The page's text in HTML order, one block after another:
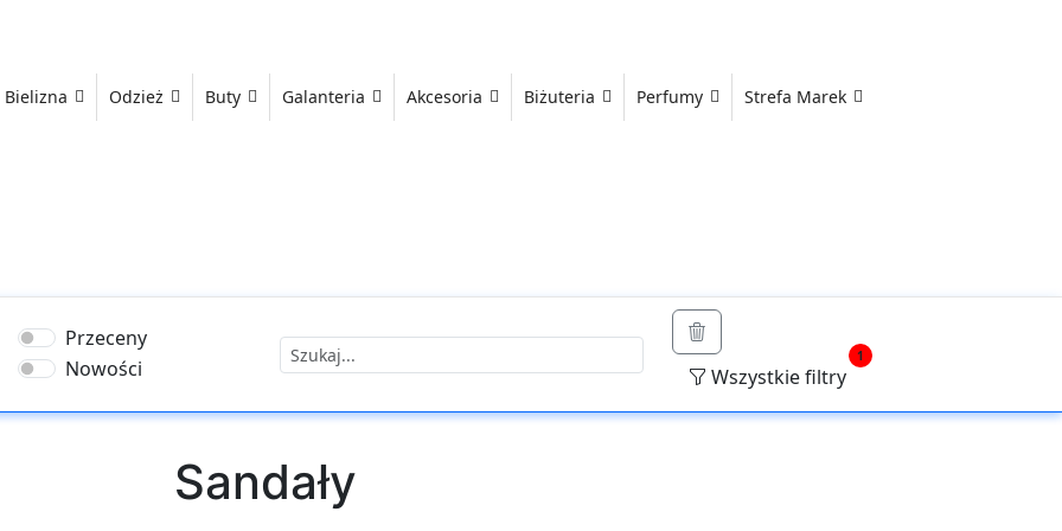
Bielizna Odzież Buty Galanteria Akcesoria Biżuteria Perfumy Strefa Marek
Przeceny
Nowości
1
Wszystkie filtry
Sandały